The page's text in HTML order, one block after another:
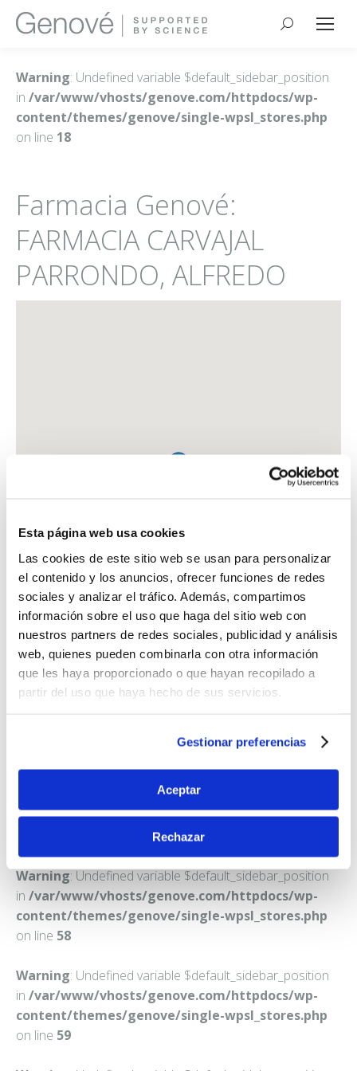
Esta página web usa cookies
Las cookies de este sitio web se usan para personalizar
el contenido y los anuncios, ofrecer funciones de redes
sociales y analizar el tráfico. Además, compartimos
información sobre el uso que haga del sitio web con
nuestros partners de redes sociales, publicidad y análisis
web, quienes pueden combinarla con otra información
que les haya proporcionado o que hayan recopilado a
partir del uso que haya hecho de sus servicios.
Gestionar preferencias
Aceptar
Rechazar
Buscar:
Warning: Undefined variable $default_sidebar_position
in /var/www/vhosts/genove.com/httpdocs/wp-
content/themes/genove/single-wpsl_stores.php
on line 18
Farmacia Genové:
FARMACIA CARVAJAL
PARRONDO, ALFREDO
FARMACIA CARVAJAL PARRONDO, ALFREDO
C. DON RODRIGO, 50
Warning: Undefined variable $default_sidebar_position
in /var/www/vhosts/genove.com/httpdocs/wp-
content/themes/genove/single-wpsl_stores.php
on line 58
Warning: Undefined variable $default_sidebar_position
in /var/www/vhosts/genove.com/httpdocs/wp-
content/themes/genove/single-wpsl_stores.php
on line 59